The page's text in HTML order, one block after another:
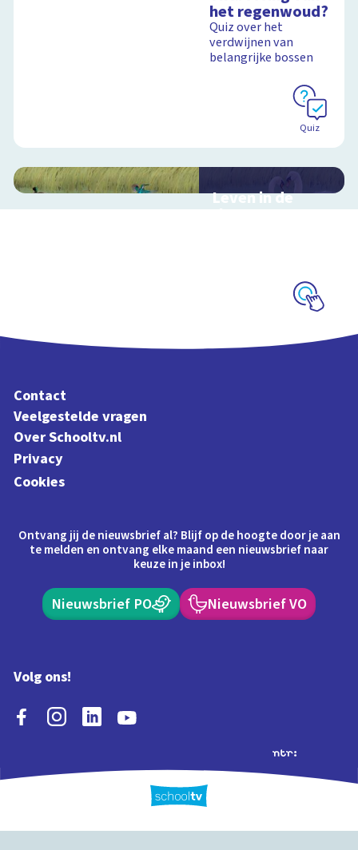
het regenwoud?
Quiz over het
verdwijnen van
belangrijke bossen
Quiz
Leven in de
sloot
Contact
Veelgestelde vragen
Over Schooltv.nl
Privacy
Cookies
Ontvang jij de nieuwsbrief al? Blijf op de hoogte door je aan
te melden en ontvang elke maand een nieuwsbrief naar
keuze in je inbox!
Nieuwsbrief PO Nieuwsbrief VO
Volg ons!